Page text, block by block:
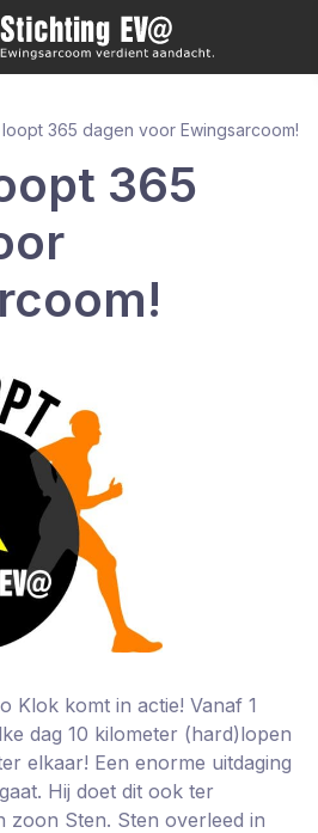
365 dagen voor Ewingsarcoom!
365
Klok komt in actie! Vanaf 1
dag 10 kilometer (hard)lopen
elkaar! Een enorme uitdaging
Hij doet dit ook ter
zoon Sten. Sten overleed in